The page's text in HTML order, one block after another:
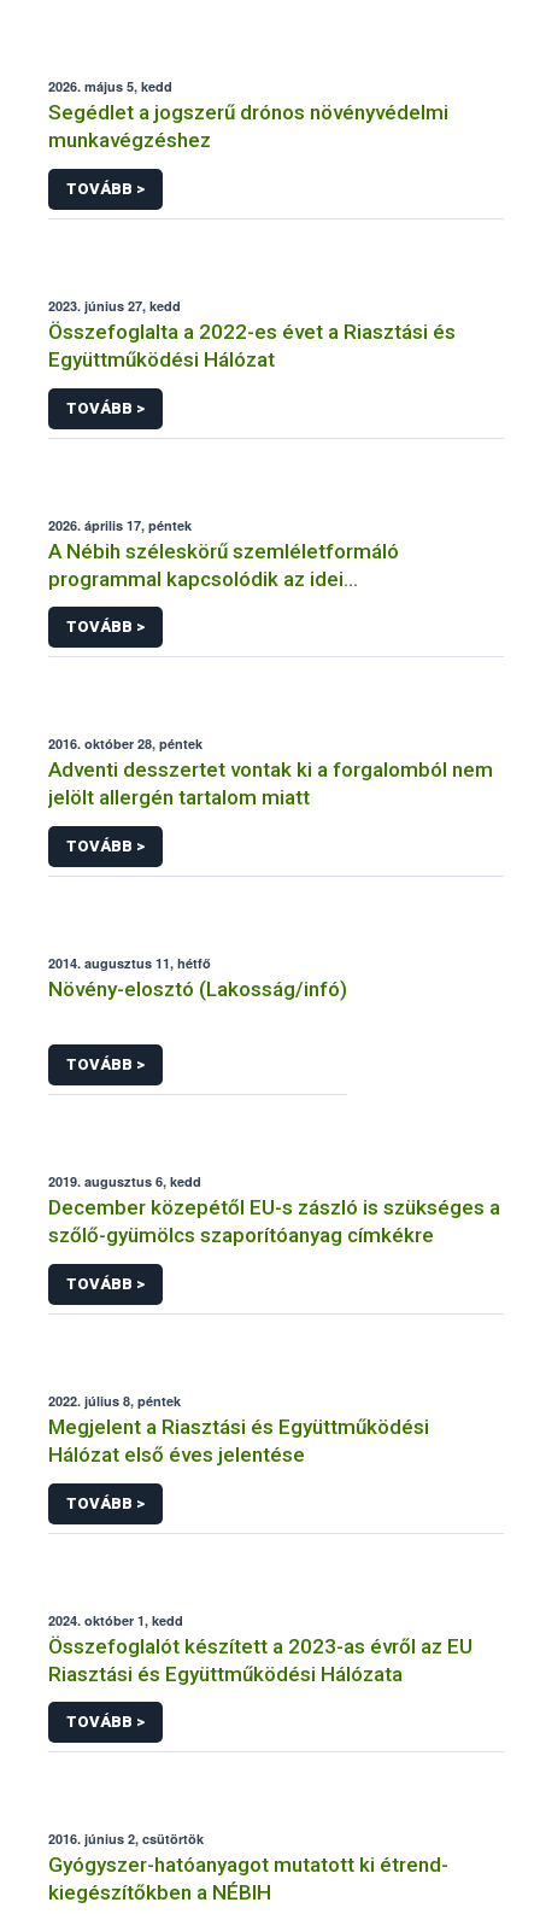
2026. május 5, kedd
Segédlet a jogszerű drónos növényvédelmi
munkavégzéshez
TOVÁBB >
2023. június 27, kedd
Összefoglalta a 2022-es évet a Riasztási és
Együttműködési Hálózat
TOVÁBB >
2026. április 17, péntek
A Nébih széleskörű szemléletformáló
programmal kapcsolódik az idei
Fenntarthatósági Témahéthez
TOVÁBB >
2016. október 28, péntek
Adventi desszertet vontak ki a forgalomból nem
jelölt allergén tartalom miatt
TOVÁBB >
2014. augusztus 11, hétfő
Növény-elosztó (Lakosság/infó)
TOVÁBB >
2019. augusztus 6, kedd
December közepétől EU-s zászló is szükséges a
szőlő-gyümölcs szaporítóanyag címkékre
TOVÁBB >
2022. július 8, péntek
Megjelent a Riasztási és Együttműködési
Hálózat első éves jelentése
TOVÁBB >
2024. október 1, kedd
Összefoglalót készített a 2023-as évről az EU
Riasztási és Együttműködési Hálózata
TOVÁBB >
2016. június 2, csütörtök
Gyógyszer-hatóanyagot mutatott ki étrend-
kiegészítőkben a NÉBIH